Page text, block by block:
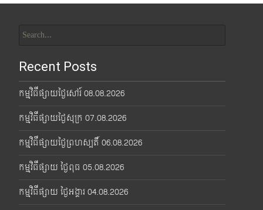
for:
Recent Posts
កម្មវិធីផ្សាយថ្ងៃសៅរ៍ 08.08.2026
កម្មវិធីផ្សាយថ្ងៃសុក្រ 07.08.2026
កម្មវិធីផ្សាយថ្ងៃព្រហស្បតិ៍ 06.08.2026
កម្មវិធីផ្សាយ ថ្ងៃពុធ 05.08.2026
កម្មវិធីផ្សាយ ថ្ងៃអង្គារ 04.08.2026